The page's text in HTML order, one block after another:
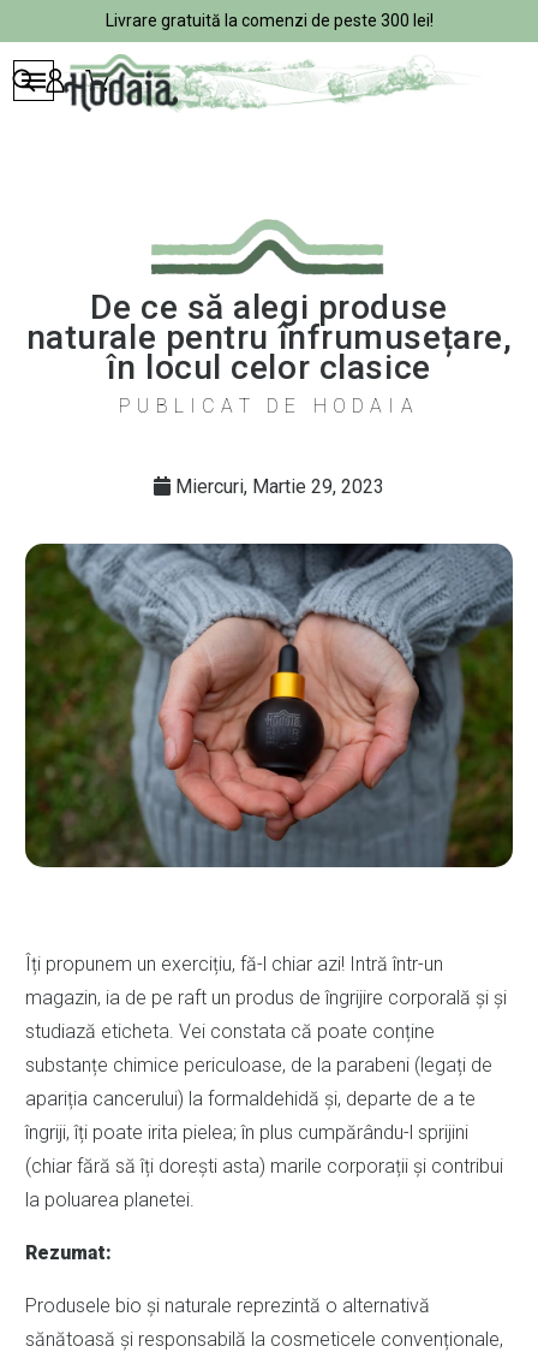
Livrare gratuită la comenzi de peste 300 lei!
De ce să alegi produse
naturale pentru înfrumusețare,
în locul celor clasice
PUBLICAT DE HODAIA
Miercuri, Martie 29, 2023
Îți propunem un exercițiu, fă-l chiar azi! Intră într-un
magazin, ia de pe raft un produs de îngrijire corporală și și
studiază eticheta. Vei constata că poate conține
substanțe chimice periculoase, de la parabeni (legați de
apariția cancerului) la formaldehidă și, departe de a te
îngriji, îți poate irita pielea; în plus cumpărându-l sprijini
(chiar fără să îți dorești asta) marile corporații și contribui
la poluarea planetei.
Rezumat:
Produsele bio și naturale reprezintă o alternativă
sănătoasă și responsabilă la cosmeticele convenționale,